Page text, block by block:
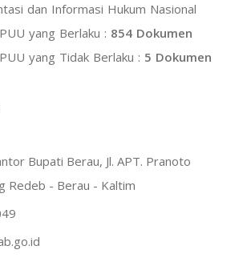
dan Informasi Hukum Nasional
yang Berlaku : 854 Dokumen
yang Tidak Berlaku : 5 Dokumen
Bupati Berau, Jl. APT. Pranoto
Redeb - Berau - Kaltim